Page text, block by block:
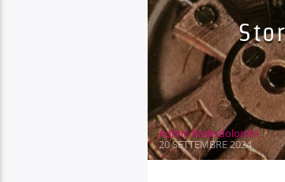
Admin Radiodolomiti
20 SETTEMBRE 2024